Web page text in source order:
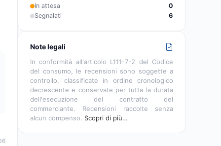
In attesa
0
Segnalati
6
Note legali
In conformità all'articolo L111-7-2 del Codice
del consumo, le recensioni sono soggette a
controllo, classificate in ordine cronologico
decrescente e conservate per tutta la durata
dell'esecuzione del contratto del
commerciante. Recensioni raccolte senza
alcun compenso. Scopri di più…